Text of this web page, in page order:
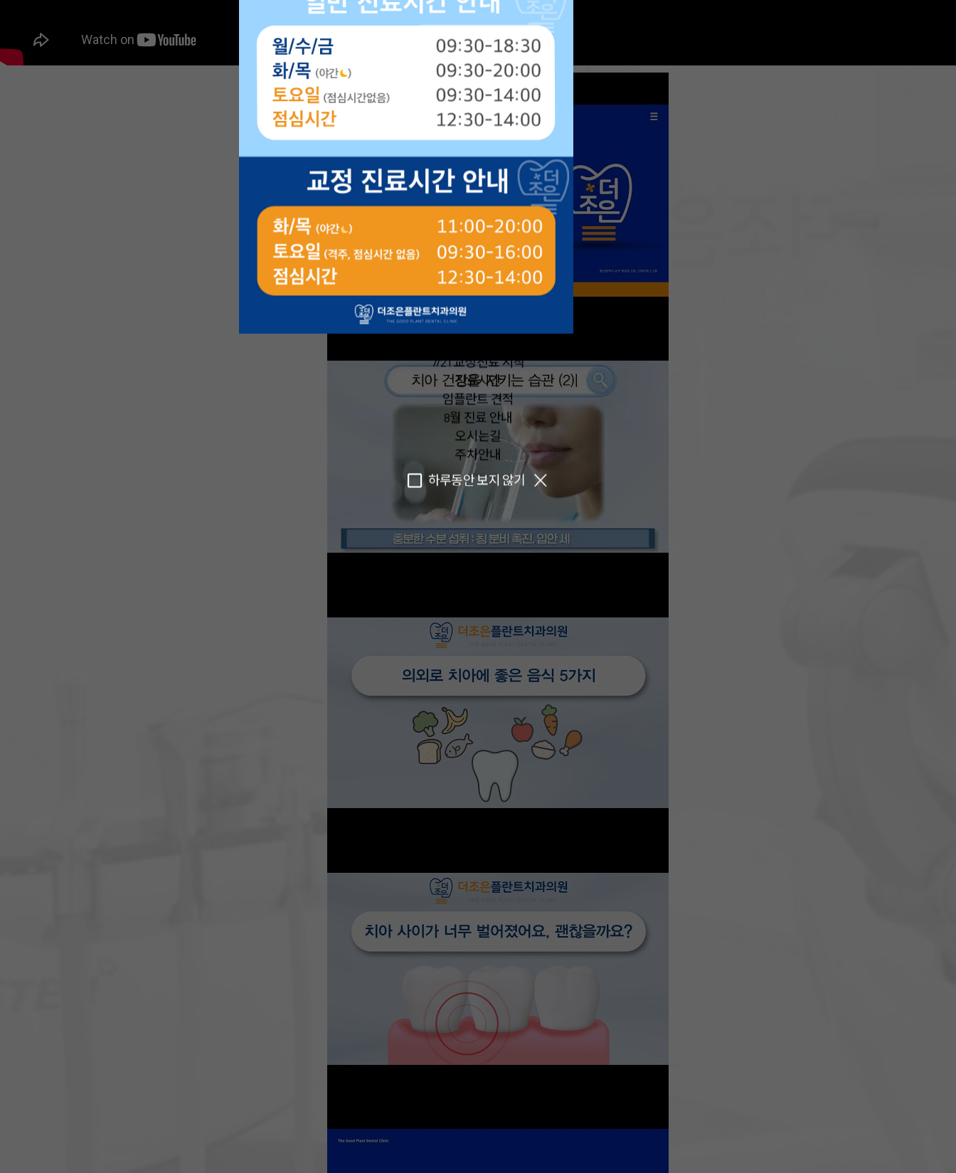
7/21 교정진료 시작
진료시간
임플란트 견적
8월 진료 안내
오시는길
주차안내
하루동안 보지 않기